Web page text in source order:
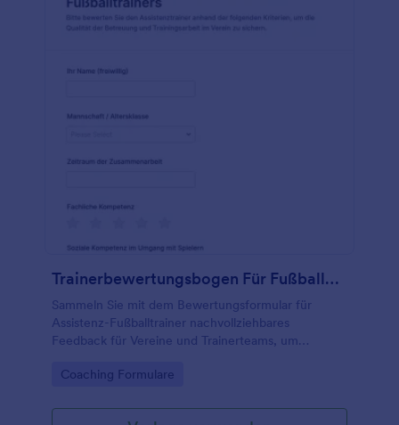
Trainerbewertungsbogen Für Fußballassistenten
Sammeln Sie mit dem Bewertungsformular für
Assistenz-Fußballtrainer nachvollziehbares
Feedback für Vereine und Trainerteams, um
Kommunikation über Jotform gezielt auszuwerten.
Go to Category:
Coaching Formulare